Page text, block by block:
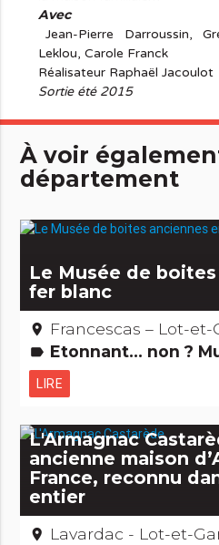
Avec
Jean-Pierre Darroussin,
Leklou, Carole Franck
Réalisateur Raphaël Jacoulot
Sortie été 2015
À voir
département
Le Musée de
fer blanc
place Francescas – Lot-et-
label Etonnant... non ?
LIRE
L'Armagnac
ancienne maison
France, reconnu
entier
place Lavardac - Lot-et-